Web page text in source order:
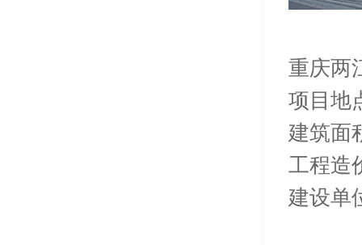
重庆两
项目地
建筑面
工程造
建设单